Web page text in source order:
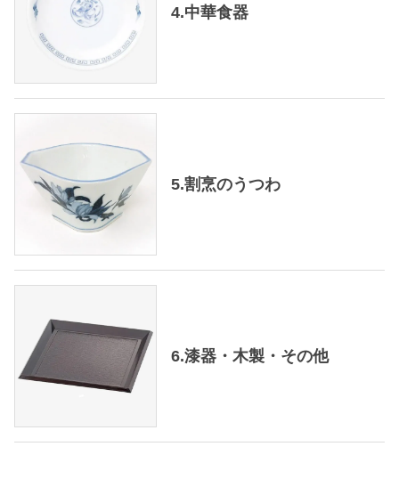
4.中華食器
5.割烹のうつわ
6.漆器・木製・その他